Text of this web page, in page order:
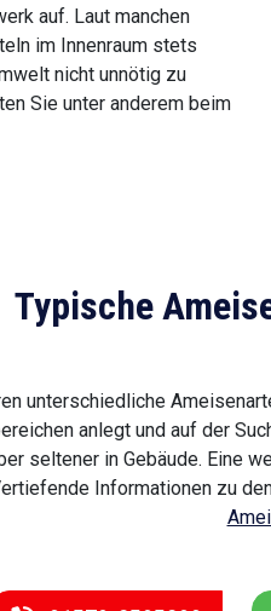
auf. Laut manchen
im Innenraum stets
nicht unnötig zu
Sie unter anderem beim
Typische
unterschiedliche
anlegt und auf der
seltener in Gebäude. Eine
Informationen zu